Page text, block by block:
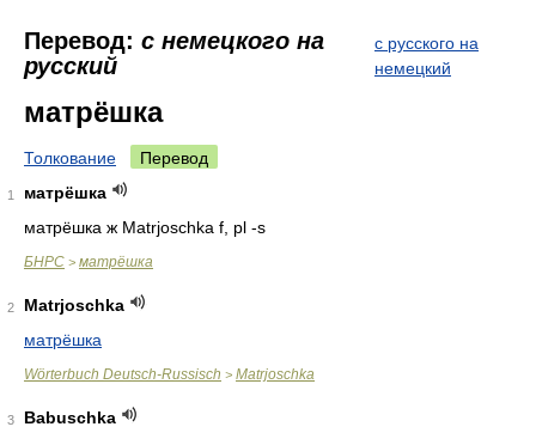
Перевод: с немецкого на
русский
с русского на
немецкий
матрёшка
Толкование Перевод
1
матрёшка
матрёшка ж Matrjoschka f, pl -s
БНРС > матрёшка
2
Matrjoschka
матрёшка
Wörterbuch Deutsch-Russisch > Matrjoschka
3
Babuschka